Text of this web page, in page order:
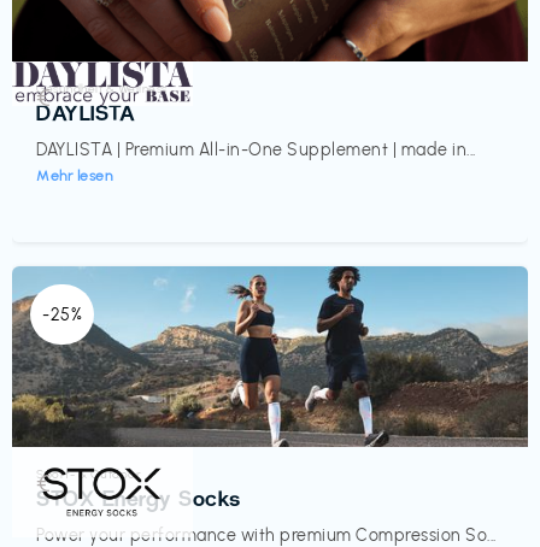
Gesundheit & Wellness
DAYLISTA
DAYLISTA | Premium All-in-One Supplement | made in...
Mehr lesen
€‎
-25%
Sport- & Outdoor
STOX Energy Socks
Power your performance with premium Compression So...
€‎